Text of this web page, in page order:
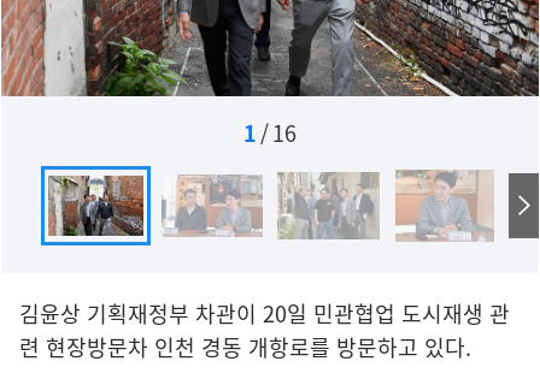
1/16
김윤상 기획재정부 차관이 20일 민관협업 도시재생 관
련 현장방문차 인천 경동 개항로를 방문하고 있다.